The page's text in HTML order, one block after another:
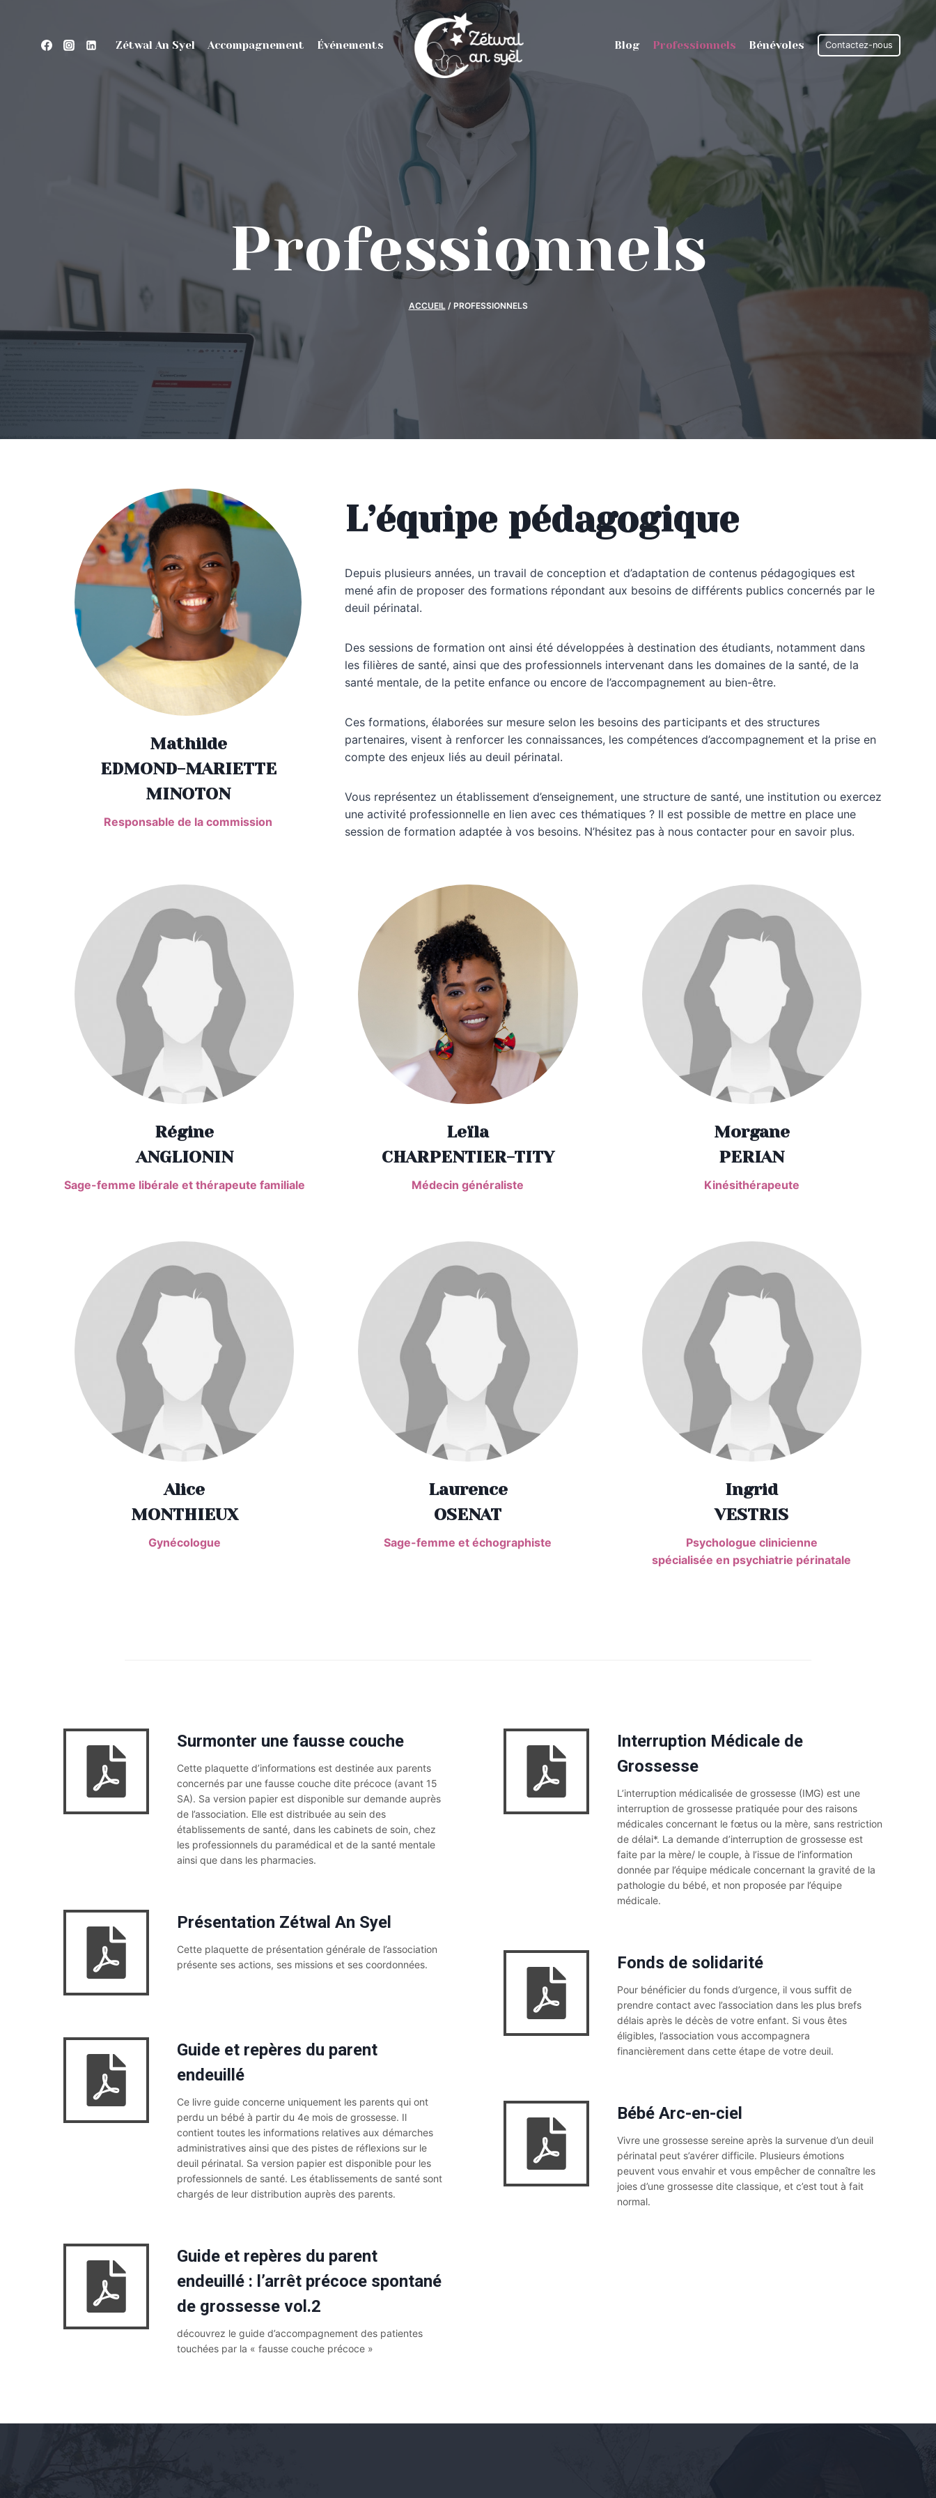
contenu
Zétwal An Syel Accompagnement Événements Blog Professionnels Bénévoles Contactez-nous
Professionnels
ACCUEIL / PROFESSIONNELS
Mathilde
EDMOND-MARIETTE
MINOTON
Responsable de la commission
L’équipe pédagogique
Depuis plusieurs années, un travail de conception et d’adaptation de contenus pédagogiques est
mené afin de proposer des formations répondant aux besoins de différents publics concernés par le
deuil périnatal.
Des sessions de formation ont ainsi été développées à destination des étudiants, notamment dans
les filières de santé, ainsi que des professionnels intervenant dans les domaines de la santé, de la
santé mentale, de la petite enfance ou encore de l’accompagnement au bien-être.
Ces formations, élaborées sur mesure selon les besoins des participants et des structures
partenaires, visent à renforcer les connaissances, les compétences d’accompagnement et la prise en
compte des enjeux liés au deuil périnatal.
Vous représentez un établissement d’enseignement, une structure de santé, une institution ou exercez
une activité professionnelle en lien avec ces thématiques ? Il est possible de mettre en place une
session de formation adaptée à vos besoins. N’hésitez pas à nous contacter pour en savoir plus.
Régine
ANGLIONIN
Sage-femme libérale et thérapeute familiale
Leïla
CHARPENTIER-TITY
Médecin généraliste
Morgane
PERIAN
Kinésithérapeute
Alice
MONTHIEUX
Gynécologue
Laurence
OSENAT
Sage-femme et échographiste
Ingrid
VESTRIS
Psychologue clinicienne
spécialisée en psychiatrie périnatale
Surmonter une fausse couche
Cette plaquette d’informations est destinée aux parents
concernés par une fausse couche dite précoce (avant 15
SA). Sa version papier est disponible sur demande auprès
de l’association. Elle est distribuée au sein des
établissements de santé, dans les cabinets de soin, chez
les professionnels du paramédical et de la santé mentale
ainsi que dans les pharmacies.
Présentation Zétwal An Syel
Cette plaquette de présentation générale de l’association
présente ses actions, ses missions et ses coordonnées.
Guide et repères du parent
endeuillé
Ce livre guide concerne uniquement les parents qui ont
perdu un bébé à partir du 4e mois de grossesse. Il
contient toutes les informations relatives aux démarches
administratives ainsi que des pistes de réflexions sur le
deuil périnatal. Sa version papier est disponible pour les
professionnels de santé. Les établissements de santé sont
chargés de leur distribution auprès des parents.
Guide et repères du parent
endeuillé : l’arrêt précoce spontané
de grossesse vol.2
découvrez le guide d’accompagnement des patientes
touchées par la « fausse couche précoce »
Interruption Médicale de
Grossesse
L’interruption médicalisée de grossesse (IMG) est une
interruption de grossesse pratiquée pour des raisons
médicales concernant le fœtus ou la mère, sans restriction
de délai*. La demande d’interruption de grossesse est
faite par la mère/ le couple, à l’issue de l’information
donnée par l’équipe médicale concernant la gravité de la
pathologie du bébé, et non proposée par l’équipe
médicale.
Fonds de solidarité
Pour bénéficier du fonds d’urgence, il vous suffit de
prendre contact avec l’association dans les plus brefs
délais après le décès de votre enfant. Si vous êtes
éligibles, l’association vous accompagnera
financièrement dans cette étape de votre deuil.
Bébé Arc-en-ciel
Vivre une grossesse sereine après la survenue d’un deuil
périnatal peut s’avérer difficile. Plusieurs émotions
peuvent vous envahir et vous empêcher de connaître les
joies d’une grossesse dite classique, et c’est tout à fait
normal.